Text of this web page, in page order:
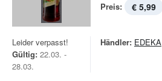
Preis: € 5,99
Leider verpasst!
Gültig: 22.03. -
28.03.
Händler: EDEKA